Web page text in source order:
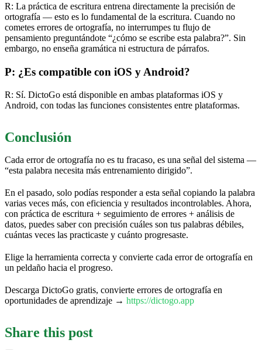
R: La práctica de escritura entrena directamente la precisión de
ortografía — esto es lo fundamental de la escritura. Cuando no
cometes errores de ortografía, no interrumpes tu flujo de
pensamiento preguntándote “¿cómo se escribe esta palabra?”. Sin
embargo, no enseña gramática ni estructura de párrafos.
P: ¿Es compatible con iOS y Android?
R: Sí. DictoGo está disponible en ambas plataformas iOS y
Android, con todas las funciones consistentes entre plataformas.
Conclusión
Cada error de ortografía no es tu fracaso, es una señal del sistema —
“esta palabra necesita más entrenamiento dirigido”.
En el pasado, solo podías responder a esta señal copiando la palabra
varias veces más, con eficiencia y resultados incontrolables. Ahora,
con práctica de escritura + seguimiento de errores + análisis de
datos, puedes saber con precisión cuáles son tus palabras débiles,
cuántas veces las practicaste y cuánto progresaste.
Elige la herramienta correcta y convierte cada error de ortografía en
un peldaño hacia el progreso.
Descarga DictoGo gratis, convierte errores de ortografía en
oportunidades de aprendizaje → https://dictogo.app
Share this post